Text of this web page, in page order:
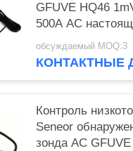
GFUVE HQ46
500A AC
настоящем зонде
обсуждаемый MOQ:3
КОНТАКТНЫЕ
Контроль
Seneor
зонда AC